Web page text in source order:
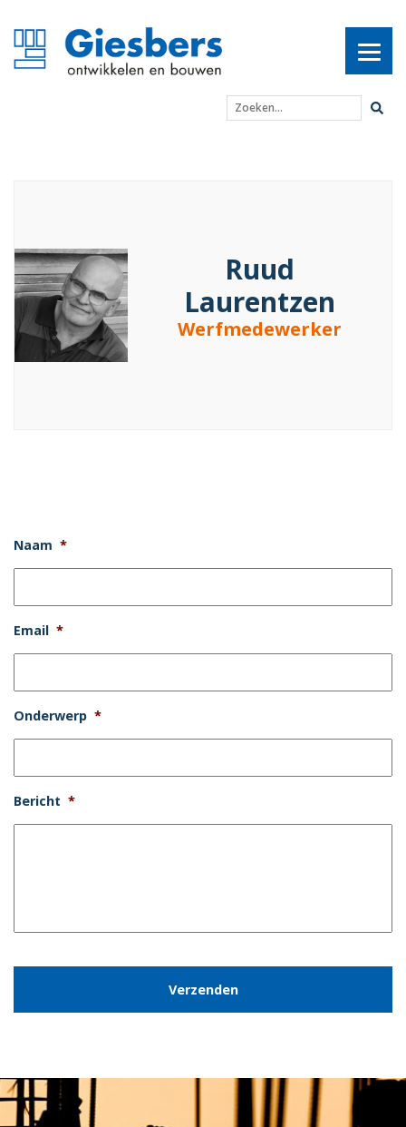
Zoeken...
Ruud
Laurentzen
Werfmedewerker
Naam *
Email *
Onderwerp *
Bericht *